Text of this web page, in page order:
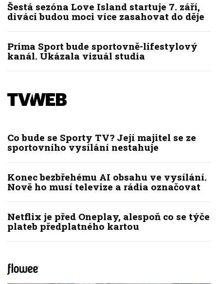
Šestá sezóna Love Island startuje 7. září,
diváci budou moci více zasahovat do děje
Prima Sport bude sportovně-lifestylový
kanál. Ukázala vizuál studia
Co bude se Sporty TV? Její majitel se ze
sportovního vysílání nestahuje
Konec bezbřehému AI obsahu ve vysílání.
Nově ho musí televize a rádia označovat
Netflix je před Oneplay, alespoň co se týče
plateb předplatného kartou